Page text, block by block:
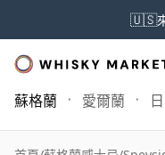
🇺🇸
蘇格蘭 愛爾蘭